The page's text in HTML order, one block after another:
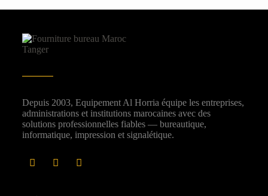
Depuis 2003, Equipement Al Horria équipe les entreprises,
administrations et institutions marocaines avec des
solutions professionnelles fiables — bureautique,
informatique, impression et signalétique.